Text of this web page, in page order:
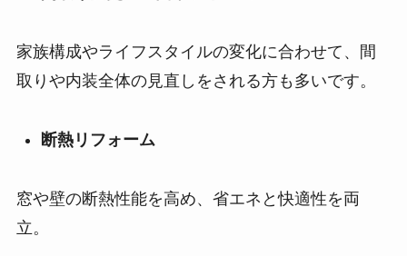
家族構成やライフスタイルの変化に合わせて、間
取りや内装全体の見直しをされる方も多いです。
断熱リフォーム
窓や壁の断熱性能を高め、省エネと快適性を両
立。